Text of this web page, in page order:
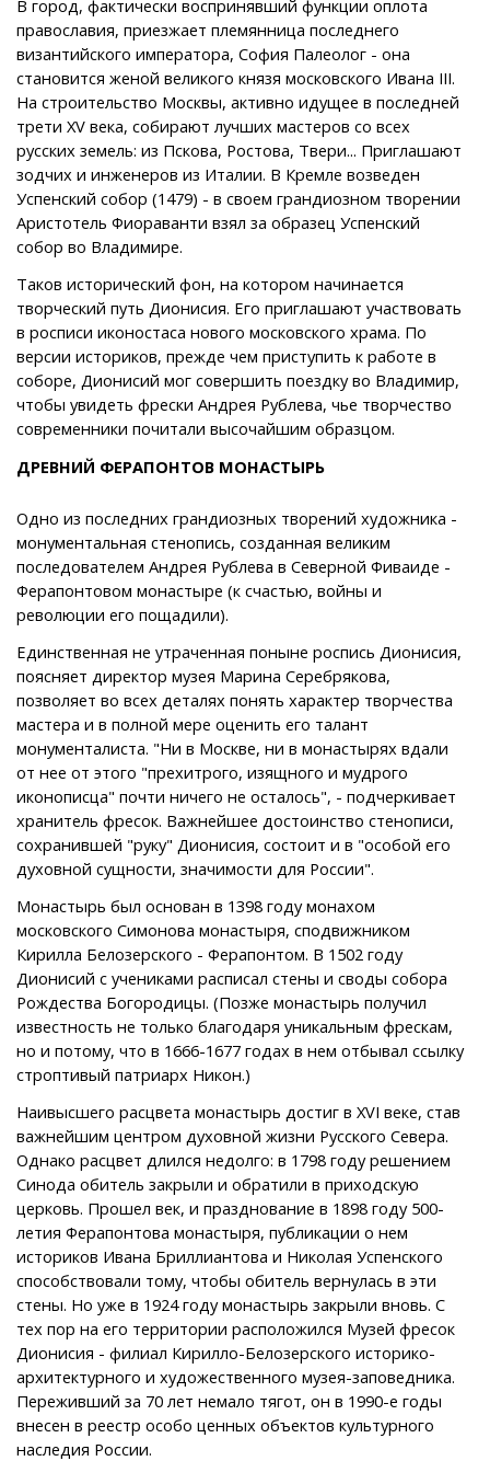
В город, фактически воспринявший функции оплота
православия, приезжает племянница последнего
византийского императора, София Палеолог - она
становится женой великого князя московского Ивана III.
На строительство Москвы, активно идущее в последней
трети XV века, собирают лучших мастеров со всех
русских земель: из Пскова, Ростова, Твери... Приглашают
зодчих и инженеров из Италии. В Кремле возведен
Успенский собор (1479) - в своем грандиозном творении
Аристотель Фиораванти взял за образец Успенский
собор во Владимире.
Таков исторический фон, на котором начинается
творческий путь Дионисия. Его приглашают участвовать
в росписи иконостаса нового московского храма. По
версии историков, прежде чем приступить к работе в
соборе, Дионисий мог совершить поездку во Владимир,
чтобы увидеть фрески Андрея Рублева, чье творчество
современники почитали высочайшим образцом.
ДРЕВНИЙ ФЕРАПОНТОВ МОНАСТЫРЬ
Одно из последних грандиозных творений художника -
монументальная стенопись, созданная великим
последователем Андрея Рублева в Северной Фиваиде -
Ферапонтовом монастыре (к счастью, войны и
революции его пощадили).
Единственная не утраченная поныне роспись Дионисия,
поясняет директор музея Марина Серебрякова,
позволяет во всех деталях понять характер творчества
мастера и в полной мере оценить его талант
монументалиста. "Ни в Москве, ни в монастырях вдали
от нее от этого "прехитрого, изящного и мудрого
иконописца" почти ничего не осталось", - подчеркивает
хранитель фресок. Важнейшее достоинство стенописи,
сохранившей "руку" Дионисия, состоит и в "особой его
духовной сущности, значимости для России".
Монастырь был основан в 1398 году монахом
московского Симонова монастыря, сподвижником
Кирилла Белозерского - Ферапонтом. В 1502 году
Дионисий с учениками расписал стены и своды собора
Рождества Богородицы. (Позже монастырь получил
известность не только благодаря уникальным фрескам,
но и потому, что в 1666-1677 годах в нем отбывал ссылку
строптивый патриарх Никон.)
Наивысшего расцвета монастырь достиг в XVI веке, став
важнейшим центром духовной жизни Русского Севера.
Однако расцвет длился недолго: в 1798 году решением
Синода обитель закрыли и обратили в приходскую
церковь. Прошел век, и празднование в 1898 году 500-
летия Ферапонтова монастыря, публикации о нем
историков Ивана Бриллиантова и Николая Успенского
способствовали тому, чтобы обитель вернулась в эти
стены. Но уже в 1924 году монастырь закрыли вновь. С
тех пор на его территории расположился Музей фресок
Дионисия - филиал Кирилло-Белозерского историко-
архитектурного и художественного музея-заповедника.
Переживший за 70 лет немало тягот, он в 1990-е годы
внесен в реестр особо ценных объектов культурного
наследия России.